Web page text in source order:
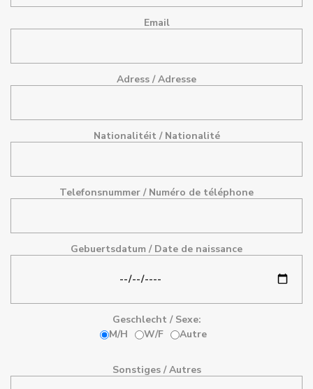
Email
Adress / Adresse
Nationalitéit / Nationalité
Telefonsnummer / Numéro de téléphone
Gebuertsdatum / Date de naissance
Geschlecht / Sexe:
M/H
W/F Autre
Sonstiges / Autres